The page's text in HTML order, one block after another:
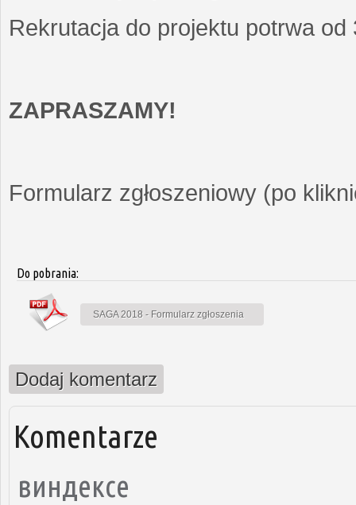
Rekrutacja do projektu potrwa
ZAPRASZAMY!
Formularz zgłoszeniowy (po
Do pobrania:
SAGA 2018 - Formularz zgłoszenia
Dodaj komentarz
Komentarze
виндексе